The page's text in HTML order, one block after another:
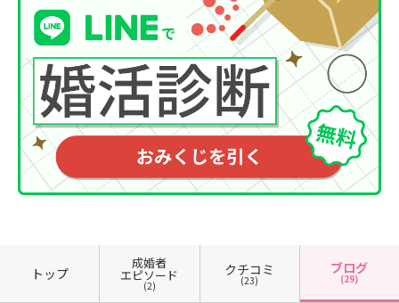
トップ
成婚者
エピソード
(2)
クチコミ
(23)
ブログ
(29)